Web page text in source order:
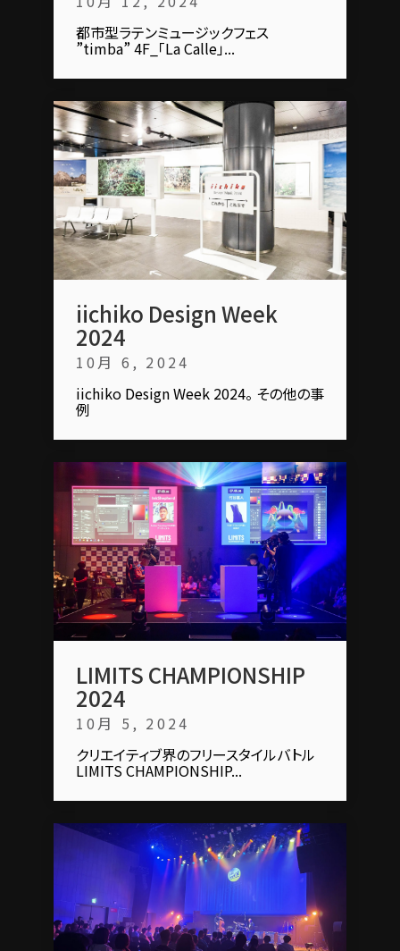
都市型ラテンミュージックフェス
”timba” 4F_「La Calle」...
iichiko Design Week
2024
10月 6, 2024
iichiko Design Week 2024。 その他の事
例
LIMITS CHAMPIONSHIP
2024
10月 5, 2024
クリエイティブ界のフリースタイルバトル
LIMITS CHAMPIONSHIP...